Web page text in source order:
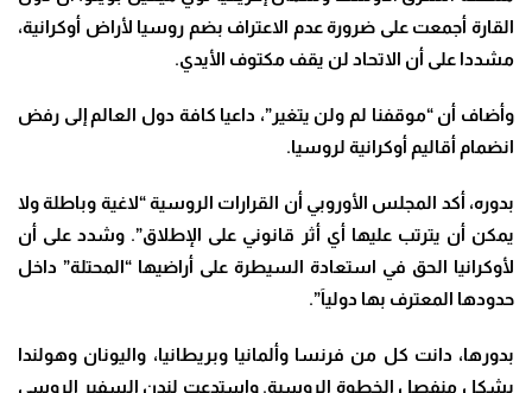
القارة أجمعت على ضرورة عدم الاعتراف بضم روسيا لأراض أوكرانية،
مشددا على أن الاتحاد لن يقف مكتوف الأيدي.
وأضاف أن “موقفنا لم ولن يتغير”، داعيا كافة دول العالم إلى رفض
انضمام أقاليم أوكرانية لروسيا.
بدوره، أكد المجلس الأوروبي أن القرارات الروسية “لاغية وباطلة ولا
يمكن أن يترتب عليها أي أثر قانوني على الإطلاق”. وشدد على أن
لأوكرانيا الحق في استعادة السيطرة على أراضيها “المحتلة” داخل
حدودها المعترف بها دولياَ”.
بدورها، دانت كل من فرنسا وألمانيا وبريطانيا، واليونان وهولندا
بشكل منفصل الخطوة الروسية. واستدعت لندن السفير الروسي